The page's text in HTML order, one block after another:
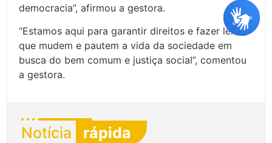
democracia”, afirmou a gestora.
“Estamos aqui para garantir direitos e fazer leis
que mudem e pautem a vida da sociedade em
busca do bem comum e justiça social”, comentou
a gestora.
Notícia rápida